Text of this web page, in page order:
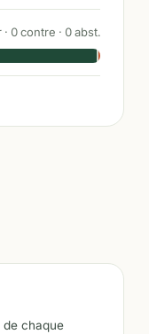
0contre · 0abst.
de chaque